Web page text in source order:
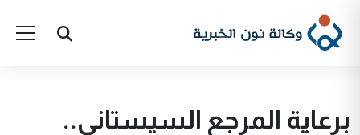
برعاية المرجع السيستاني..